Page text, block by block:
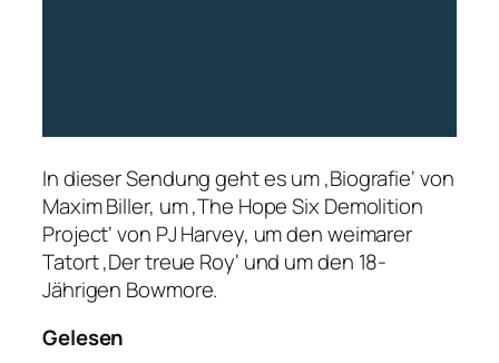
In dieser Sendung geht es um ‚Biografie‘ von
Maxim Biller, um ‚The Hope Six Demolition
Project‘ von PJ Harvey, um den weimarer
Tatort ‚Der treue Roy‘ und um den 18-
Jährigen Bowmore.
Gelesen